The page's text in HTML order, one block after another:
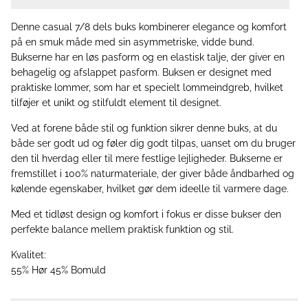
Denne casual 7/8 dels buks kombinerer elegance og komfort
på en smuk måde med sin asymmetriske, vidde bund.
Bukserne har en løs pasform og en elastisk talje, der giver en
behagelig og afslappet pasform. Buksen er designet med
praktiske lommer, som har et specielt lommeindgreb, hvilket
tilføjer et unikt og stilfuldt element til designet.
Ved at forene både stil og funktion sikrer denne buks, at du
både ser godt ud og føler dig godt tilpas, uanset om du bruger
den til hverdag eller til mere festlige lejligheder. Bukserne er
fremstillet i 100% naturmateriale, der giver både åndbarhed og
kølende egenskaber, hvilket gør dem ideelle til varmere dage.
Med et tidløst design og komfort i fokus er disse bukser den
perfekte balance mellem praktisk funktion og stil.
Kvalitet:
55% Hør 45% Bomuld